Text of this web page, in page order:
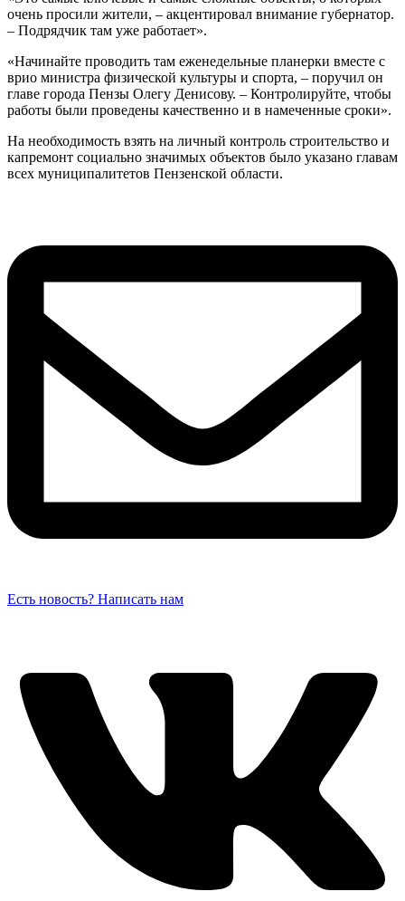
очень просили жители, – акцентировал внимание губернатор.
– Подрядчик там уже работает».
«Начинайте проводить там еженедельные планерки вместе с
врио министра физической культуры и спорта, – поручил он
главе города Пензы Олегу Денисову. – Контролируйте, чтобы
работы были проведены качественно и в намеченные сроки».
На необходимость взять на личный контроль строительство и
капремонт социально значимых объектов было указано главам
всех муниципалитетов Пензенской области.
Есть новость? Написать нам